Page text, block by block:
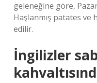
geleneğine göre,
Haşlanmış patates ve
edilir.
İngilizler